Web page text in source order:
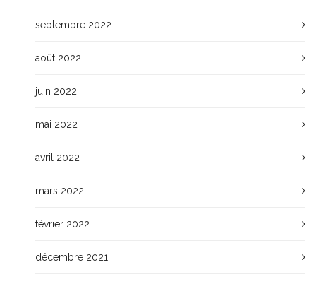
septembre 2022
août 2022
juin 2022
mai 2022
avril 2022
mars 2022
février 2022
décembre 2021